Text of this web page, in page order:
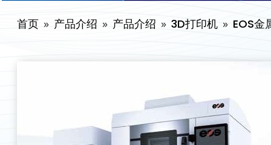
首页 产品介绍 产品介绍 3D打印机 EOS金